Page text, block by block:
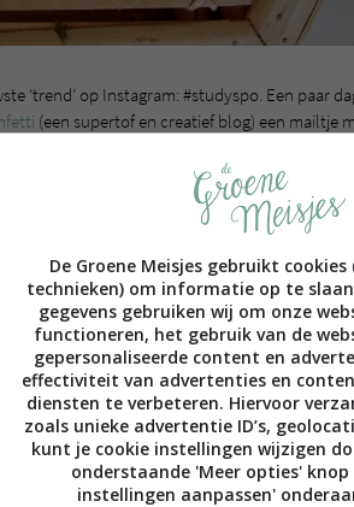
‘trend’ op Instagram: #studyspo. Een paar
(een supertof en creatief blog) een mailtje
leuk zouden vinden om de Team Confetti
we dat leuk!
ALLE
| NEXT PAGE »
De Groene Meisjes gebruikt
technieken) om informatie op te
gegevens gebruiken wij om onze
functioneren, het gebruik van de
gepersonaliseerde content en
effectiviteit van advertenties en
diensten te verbeteren. Hiervoor
zoals unieke advertentie ID’s,
kunt je cookie instellingen wijzigen
onderstaande 'Meer opties' knop
instellingen aanpassen'